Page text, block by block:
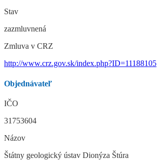
Stav
zazmluvnená
Zmluva v CRZ
http://www.crz.gov.sk/index.php?ID=11188105
Objednávateľ
IČO
31753604
Názov
Štátny geologický ústav Dionýza Štúra